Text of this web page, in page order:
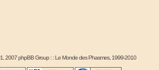
2007 phpBB Group : :Le Monde des Phasmes, 1999-2010